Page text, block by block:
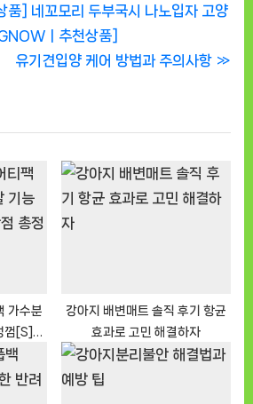
품] 네꼬모리 두부국시 나노입자 고양
ㅣ추천상품]
N
t
o
s
t
유기견입양 케어 방법과 주의사항
가수분
껌[S]
써보
강아지 배변매트 솔직 후기 항균
효과로 고민 해결하자